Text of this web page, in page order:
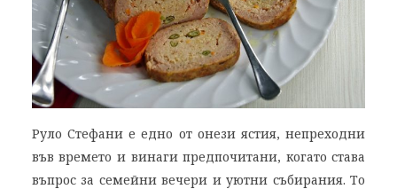
Руло Стефани е едно от онези ястия, непреходни
във времето и винаги предпочитани, когато става
въпрос за семейни вечери и уютни събирания. То